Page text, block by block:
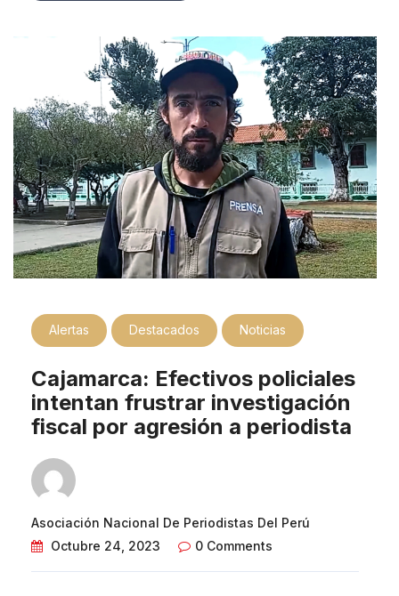
Alertas Destacados Noticias
Cajamarca: Efectivos policiales
intentan frustrar investigación
fiscal por agresión a periodista
Asociación Nacional De Periodistas Del Perú
Octubre 24, 2023
0 Comments